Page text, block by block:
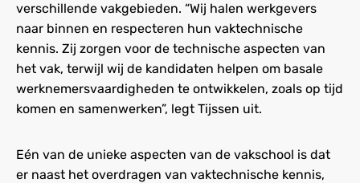
verschillende vakgebieden. “Wij halen werkgevers
naar binnen en respecteren hun vaktechnische
kennis. Zij zorgen voor de technische aspecten van
het vak, terwijl wij de kandidaten helpen om basale
werknemersvaardigheden te ontwikkelen, zoals op tijd
komen en samenwerken”, legt Tijssen uit.
Eén van de unieke aspecten van de vakschool is dat
er naast het overdragen van vaktechnische kennis,